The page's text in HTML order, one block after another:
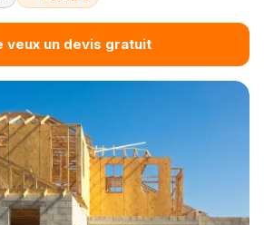
veux un devis gratuit